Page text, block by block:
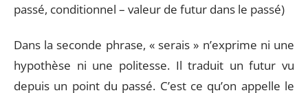
passé, conditionnel – valeur de futur dans le passé)
Dans la seconde phrase, « serais » n’exprime ni une
hypothèse ni une politesse. Il traduit un futur vu
depuis un point du passé. C’est ce qu’on appelle le